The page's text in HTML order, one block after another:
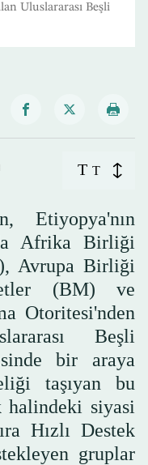
Uluslararası Beşli
T T
Etiyopya'nın
Afrika Birliği
Avrupa Birliği
(BM) ve
Otoritesi'nden
Beşli
bir araya
taşıyan bu
halindeki siyasi
Hızlı Destek
gruplar